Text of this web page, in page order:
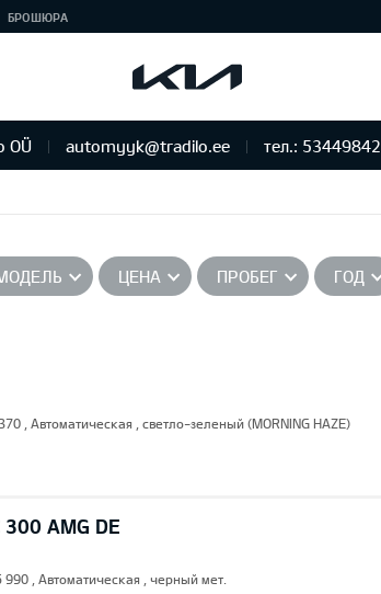
БРОШЮРА
OÜ automyyk@tradilo.ee тел.: 53449842
ЦЕНА ПРОБЕГ ГОД
, Автоматическая , светло-зеленый (MORNING HAZE)
300 AMG DE
, Автоматическая , черный мет.